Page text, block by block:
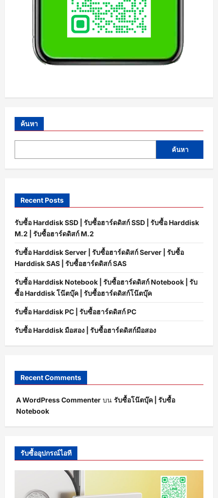
ค้นหา
ค้นหา
Recent Posts
รับซื้อ Harddisk SSD | รับซื้อฮาร์ดดิสก์ SSD | รับซื้อ Harddisk
M.2 | รับซื้อฮาร์ดดิสก์ M.2
รับซื้อ Harddisk Server | รับซื้อฮาร์ดดิสก์ Server | รับซื้อ
Harddisk SAS | รับซื้อฮาร์ดดิสก์ SAS
รับซื้อ Harddisk Notebook | รับซื้อฮาร์ดดิสก์ Notebook | รับ
ซื้อ Harddisk โน๊ตบุ๊ค | รับซื้อฮาร์ดดิสก์โน๊ตบุ๊ค
รับซื้อ Harddisk PC | รับซื้อฮาร์ดดิสก์ PC
รับซื้อ Harddisk มือสอง | รับซื้อฮาร์ดดิสก์มือสอง
Recent Comments
A WordPress Commenter บน รับซื้อโน๊ตบุ๊ค | รับซื้อ
Notebook
รับซื้ออุปกรณ์ไอที